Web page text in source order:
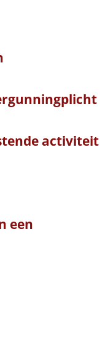
activiteit
een